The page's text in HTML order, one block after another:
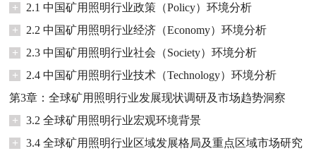
+
2.1 中国矿用照明行业政策（Policy）环境分析
+
2.2 中国矿用照明行业经济（Economy）环境分析
+
2.3 中国矿用照明行业社会（Society）环境分析
+
2.4 中国矿用照明行业技术（Technology）环境分析
第3章：全球矿用照明行业发展现状调研及市场趋势洞察
+
3.2 全球矿用照明行业宏观环境背景
+
3.4 全球矿用照明行业区域发展格局及重点区域市场研究